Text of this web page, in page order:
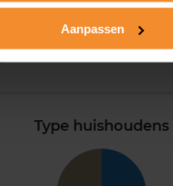
Aanpassen
Type huishoudens